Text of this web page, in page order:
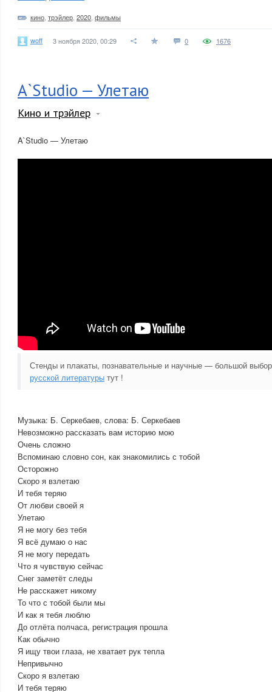
кино трэйлер 2020 фильмы
woff 3 ноября 2020, 00:29 0 1676
A`Studio — Улетаю
Кино и трэйлер
A`Studio — Улетаю
Стенды и плакаты, познавательные и научные — большой
русской литературы тут !
Музыка: Б. Серкебаев, слова: Б. Серкебаев
Невозможно рассказать вам историю мою
Очень сложно
Вспоминаю словно сон, как знакомились с тобой
Осторожно
Скоро я взлетаю
И тебя теряю
От любви своей я
Улетаю
Я не могу без тебя
Я всё думаю о нас
Я не могу передать
Что я чувствую сейчас
Снег заметёт следы
Не расскажет никому
То что с тобой были мы
И как я тебя люблю
До отлёта полчаса, регистрация прошла
Как обычно
Я ищу твои глаза, не хватает рук тепла
Непривычно
Скоро я взлетаю
И тебя теряю